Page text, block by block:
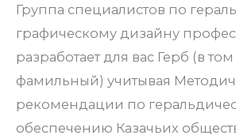
Группа специалистов по
графическому дизайну
разработает для вас Герб (в
фамильный) учитывая
рекомендации по
обеспечению Казачьих